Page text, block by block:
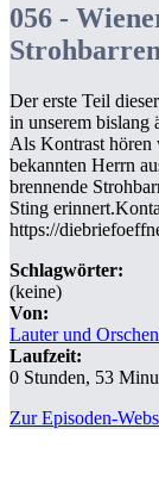
056 -
Strohbarren
Der erste Teil
in unserem bislang
Als Kontrast hören
bekannten Herrn
brennende
Sting
https://
Schlagwörter:
(keine)
Von:
Lauter und
Laufzeit:
0 Stunden, 53
Zur Episoden-